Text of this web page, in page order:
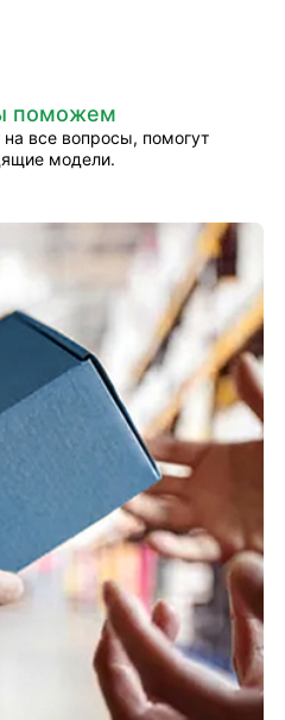
поможем
на все вопросы, помогут
модели.